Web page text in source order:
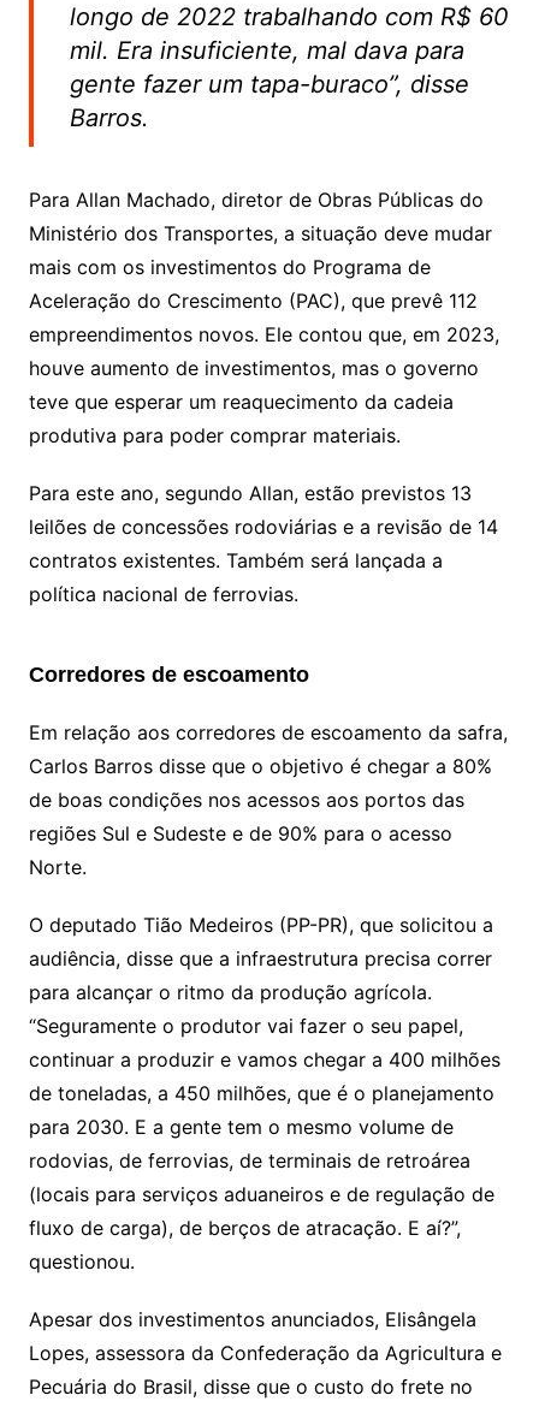
longo de 2022 trabalhando com R$ 60
mil. Era insuficiente, mal dava para
gente fazer um tapa-buraco”, disse
Barros.
Para Allan Machado, diretor de Obras Públicas do
Ministério dos Transportes, a situação deve mudar
mais com os investimentos do Programa de
Aceleração do Crescimento (PAC), que prevê 112
empreendimentos novos. Ele contou que, em 2023,
houve aumento de investimentos, mas o governo
teve que esperar um reaquecimento da cadeia
produtiva para poder comprar materiais.
Para este ano, segundo Allan, estão previstos 13
leilões de concessões rodoviárias e a revisão de 14
contratos existentes. Também será lançada a
política nacional de ferrovias.
Corredores de escoamento
Em relação aos corredores de escoamento da safra,
Carlos Barros disse que o objetivo é chegar a 80%
de boas condições nos acessos aos portos das
regiões Sul e Sudeste e de 90% para o acesso
Norte.
O deputado Tião Medeiros (PP-PR), que solicitou a
audiência, disse que a infraestrutura precisa correr
para alcançar o ritmo da produção agrícola.
“Seguramente o produtor vai fazer o seu papel,
continuar a produzir e vamos chegar a 400 milhões
de toneladas, a 450 milhões, que é o planejamento
para 2030. E a gente tem o mesmo volume de
rodovias, de ferrovias, de terminais de retroárea
(locais para serviços aduaneiros e de regulação de
fluxo de carga), de berços de atracação. E aí?”,
questionou.
Apesar dos investimentos anunciados, Elisângela
Lopes, assessora da Confederação da Agricultura e
Pecuária do Brasil, disse que o custo do frete no